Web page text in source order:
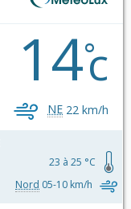
14°c
NE 22 km/h
23 à 25 °C
Nord 05-10 km/h